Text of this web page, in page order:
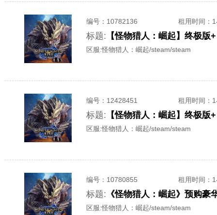
编号： 10782136 租用时间 ：
标题: 【怪物猎人：崛起】终极
区服:怪物猎人：崛起/steam/steam
编号： 12428451 租用时间 ：
标题: 【怪物猎人：崛起】终极
区服:怪物猎人：崛起/steam/steam
编号： 10780855 租用时间 ：
标题: 《怪物猎人：崛起》预购
区服:怪物猎人：崛起/steam/steam